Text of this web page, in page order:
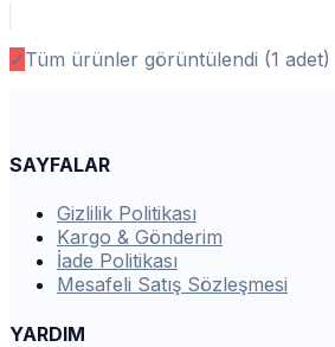
✓Tüm ürünler görüntülendi (1 adet)
SAYFALAR
Gizlilik Politikası
Kargo & Gönderim
İade Politikası
Mesafeli Satış Sözleşmesi
YARDIM